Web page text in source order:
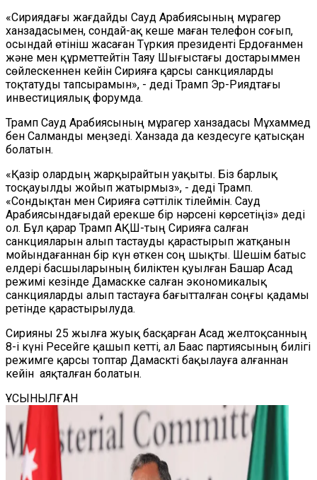
«Сириядағы жағдайды Сауд Арабиясының мұрагер
ханзадасымен, сондай-ақ кеше маған телефон соғып,
осындай өтініш жасаған Түркия президенті Ердоғанмен
және мен құрметтейтін Таяу Шығыстағы достарыммен
сөйлескеннен кейін Сирияға қарсы санкцияларды
тоқтатуды тапсырамын», - деді Трамп Эр-Риядтағы
инвестициялық форумда.
Трамп Сауд Арабиясының мұрагер ханзадасы Мұхаммед
бен Салманды меңзеді. Ханзада да кездесуге қатысқан
болатын.
«Қазір олардың жарқырайтын уақыты. Біз барлық
тосқауылды жойып жатырмыз», - деді Трамп.
«Сондықтан мен Сирияға сәттілік тілеймін. Сауд
Арабиясындағыдай ерекше бір нәрсені көрсетіңіз» деді
ол. Бұл қарар Трамп АҚШ-тың Сирияға салған
санкцияларын алып тастауды қарастырып жатқанын
мойындағаннан бір күн өткен соң шықты. Шешім батыс
елдері басшыларының биліктен қуылған Башар Асад
режимі кезінде Дамаскке салған экономикалық
санкцияларды алып тастауға бағытталған соңғы қадамы
ретінде қарастырылуда.
Сирияны 25 жылға жуық басқарған Асад желтоқсанның
8-і күні Ресейге қашып кетті, ал Баас партиясының билігі
режимге қарсы топтар Дамаскті бақылауға алғаннан
кейін аяқталған болатын.
ҰСЫНЫЛҒАН